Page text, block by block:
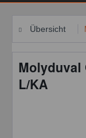
Übersicht
Molyduval
L/KA